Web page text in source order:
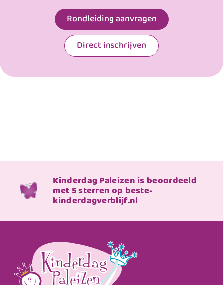
Rondleiding aanvragen
Direct inschrijven
Kinderdag Paleizen is beoordeeld
met 5 sterren opbeste-
kinderdagverblijf.nl